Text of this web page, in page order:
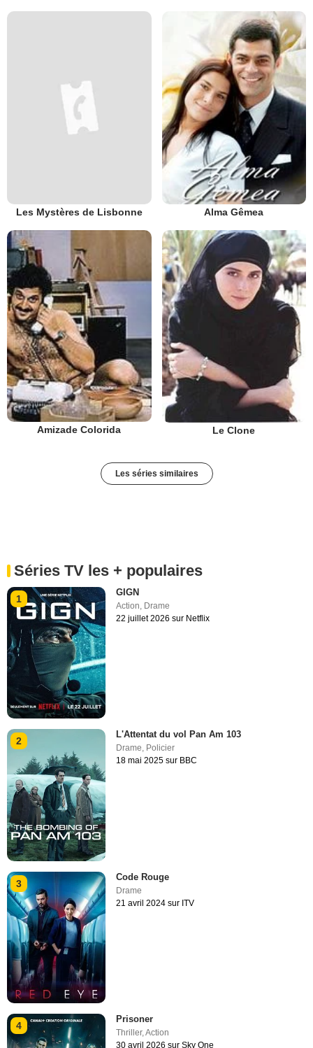
Les Mystères de Lisbonne Alma Gêmea
Amizade Colorida Le Clone
Les séries similaires
Séries TV les + populaires
1
GIGN
Action, Drame
22 juillet 2026 sur Netflix
2
L'Attentat du vol Pan Am 103
Drame, Policier
18 mai 2025 sur BBC
3
Code Rouge
Drame
21 avril 2024 sur ITV
4
Prisoner
Thriller,Action
30 avril 2026 sur Sky One